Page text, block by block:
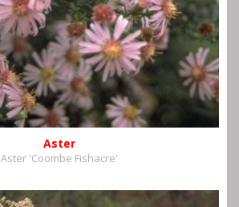
Aster
Aster 'Coombe Fishacre'